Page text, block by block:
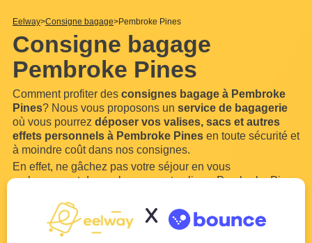
Eelway Consigne bagage Pembroke Pines
Consigne bagage
Pembroke Pines
Comment profiter des consignes bagage à Pembroke
Pines? Nous vous proposons un service de bagagerie
où vous pourrez déposer vos valises, sacs et autres
effets personnels à Pembroke Pines en toute sécurité et
à moindre coût dans nos consignes.
En effet, ne gâchez pas votre séjour en vous
embarrassant de vos bagages et valises. Pembroke Pines
Eelway, confiez vos bagages à des professionnels du
tourisme. Libérez-vous de vos bagages pour
... Lire plus
X